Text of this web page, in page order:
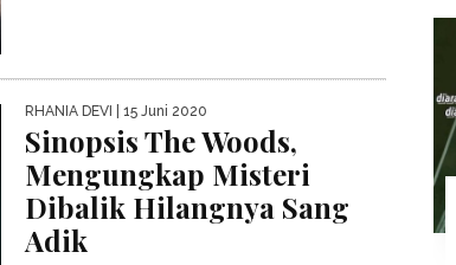
RHANIA DEVI | 15 Juni 2020
Sinopsis The Woods,
Mengungkap Misteri
Dibalik Hilangnya Sang
Adik